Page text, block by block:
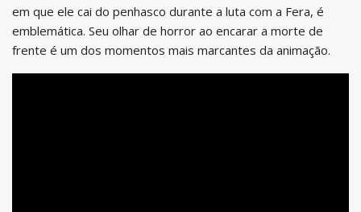
em que ele cai do penhasco durante a luta com a Fera, é
emblemática. Seu olhar de horror ao encarar a morte de
frente é um dos momentos mais marcantes da animação.